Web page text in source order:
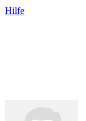
Hilfe